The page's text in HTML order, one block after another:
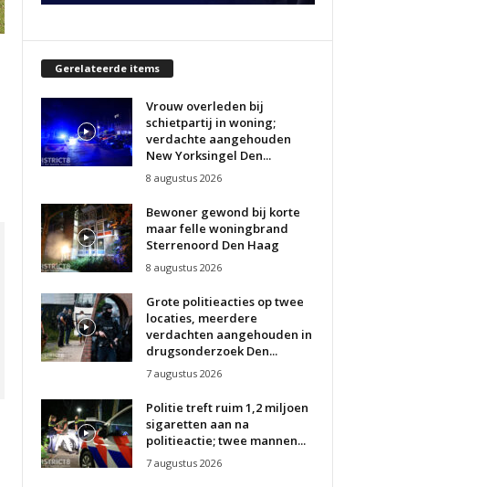
Gerelateerde items
Vrouw overleden bij
schietpartij in woning;
verdachte aangehouden
New Yorksingel Den...
8 augustus 2026
Bewoner gewond bij korte
maar felle woningbrand
Sterrenoord Den Haag
8 augustus 2026
Grote politieacties op twee
locaties, meerdere
verdachten aangehouden in
drugsonderzoek Den...
7 augustus 2026
Politie treft ruim 1,2 miljoen
sigaretten aan na
politieactie; twee mannen...
7 augustus 2026